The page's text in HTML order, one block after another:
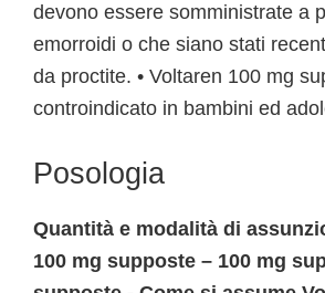
devono essere somministrate a
emorroidi o che siano stati
da proctite. • Voltaren 100 mg
controindicato in bambini ed
Posologia
Quantità e modalità di
100 mg supposte – 100 mg